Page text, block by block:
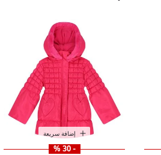
إضافة سريعة
- 30 %